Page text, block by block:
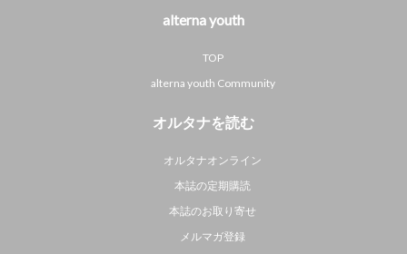
alterna youth
TOP
alterna youth Community
オルタナを読む
オルタナオンライン
本誌の定期購読
本誌のお取り寄せ
メルマガ登録